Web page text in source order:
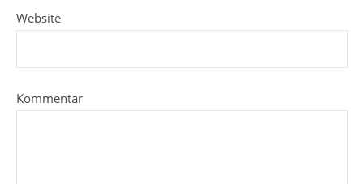
Website
Kommentar